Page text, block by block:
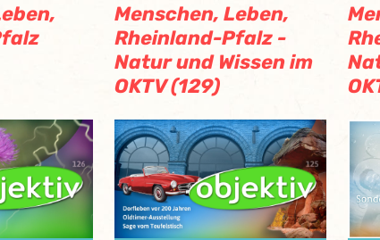
Menschen, Leben,
Rheinland-Pfalz -
Natur und Wissen im
OKTV (129)